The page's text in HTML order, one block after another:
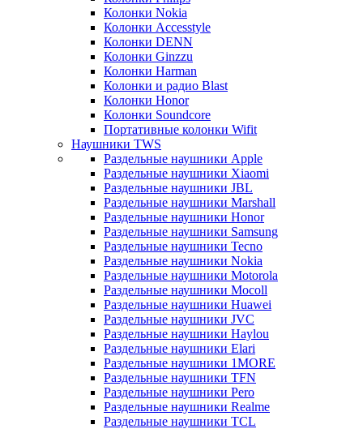
Колонки Nokia
Колонки Accesstyle
Колонки DENN
Колонки Ginzzu
Колонки Harman
Колонки и радио Blast
Колонки Honor
Колонки Soundcore
Портативные колонки Wifit
Наушники TWS
Раздельные наушники Apple
Раздельные наушники Xiaomi
Раздельные наушники JBL
Раздельные наушники Marshall
Раздельные наушники Honor
Раздельные наушники Samsung
Раздельные наушники Tecno
Раздельные наушники Nokia
Раздельные наушники Motorola
Раздельные наушники Mocoll
Раздельные наушники Huawei
Раздельные наушники JVC
Раздельные наушники Haylou
Раздельные наушники Elari
Раздельные наушники 1MORE
Раздельные наушники TFN
Раздельные наушники Pero
Раздельные наушники Realme
Раздельные наушники TCL